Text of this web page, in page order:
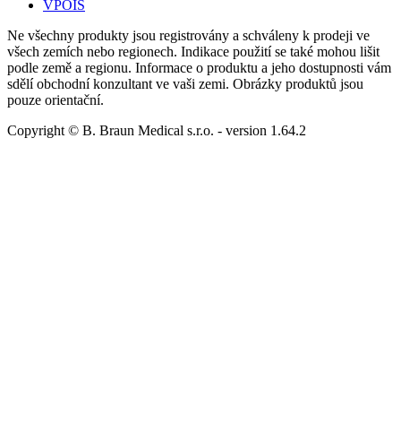
VPOIS
Ne všechny produkty jsou registrovány a schváleny k prodeji ve
všech zemích nebo regionech. Indikace použití se také mohou lišit
podle země a regionu. Informace o produktu a jeho dostupnosti vám
sdělí obchodní konzultant ve vaši zemi. Obrázky produktů jsou
pouze orientační.
Copyright © B. Braun Medical s.r.o. - version 1.64.2